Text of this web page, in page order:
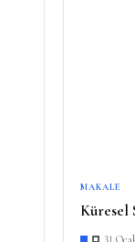
MAKALE
Küresel
31